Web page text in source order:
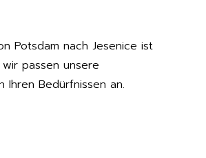
Potsdam nach Jesenice ist
passen unsere
Ihren Bedürfnissen an.